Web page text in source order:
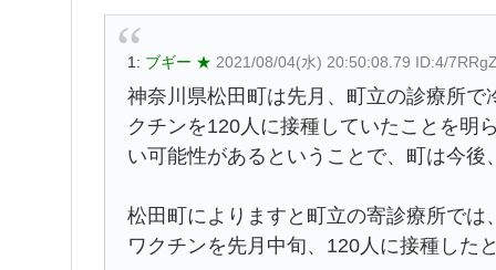
1: ブギー ★ 2021/08/04(水) 20:50:08.79 ID:4/
神奈川県松田町は先月、町立の診療所
クチンを120人に接種していたことを明
い可能性があるということで、町は今
松田町によりますと町立の寄診療所で
ワクチンを先月中旬、120人に接種した